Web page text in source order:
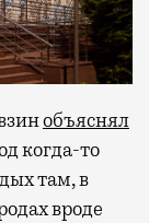
объяснял
когда-то
там, в
вроде